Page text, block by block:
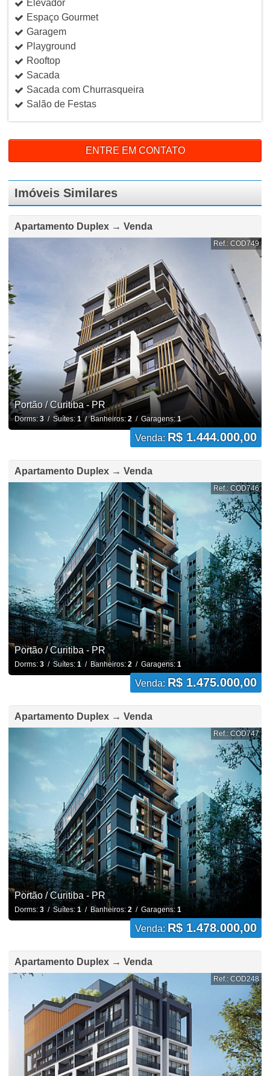
Elevador
Espaço Gourmet
Garagem
Playground
Rooftop
Sacada
Sacada com Churrasqueira
Salão de Festas
ENTRE EM CONTATO
Imóveis Similares
Apartamento Duplex → Venda
Ref.: COD749
Portão / Curitiba - PR
Dorms: 3/ Suítes: 1/ Banheiros: 2/ Garagens: 1
Venda: R$ 1.444.000,00
Apartamento Duplex → Venda
Ref.: COD746
Portão / Curitiba - PR
Dorms: 3/ Suítes: 1/ Banheiros: 2/ Garagens: 1
Venda: R$ 1.475.000,00
Apartamento Duplex → Venda
Ref.: COD747
Portão / Curitiba - PR
Dorms: 3/ Suítes: 1/ Banheiros: 2 / Garagens: 1
Venda: R$ 1.478.000,00
Apartamento Duplex → Venda
Ref.: COD248